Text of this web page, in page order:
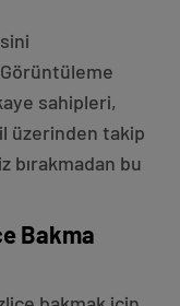
sahipleri,
üzerinden takip
bırakmadan bu
Bakma